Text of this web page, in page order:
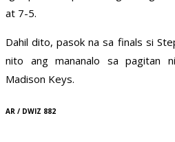
at 7-5.
Dahil dito, pasok na sa finals si
nito ang mananalo sa pagitan
Madison Keys.
AR / DWIZ 882